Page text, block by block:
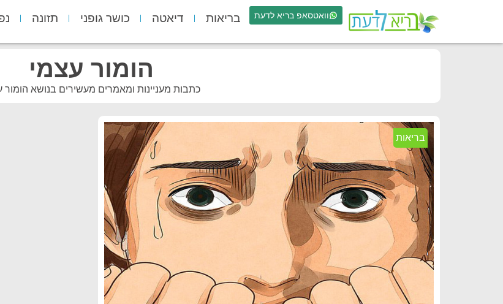
וואטסאפ בריא לדעת בריאות דיאטה כושר גופני תזונה
הומור עצמי
כתבות מעניינות ומאמרים מעשירים בנושא הומור
בריאות